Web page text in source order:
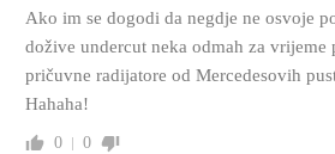
Ako im se dogodi da negdje ne osvoje
dožive undercut neka odmah za vrijeme
pričuvne radijatore od Mercedesovih
Hahaha!
0 0